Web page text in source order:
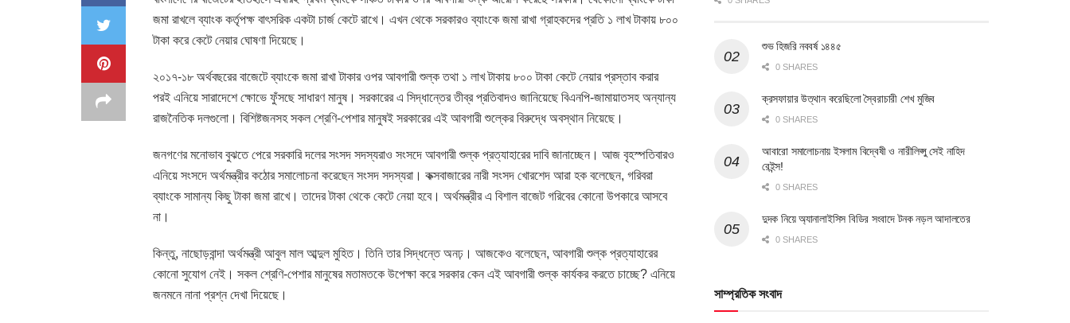
জমা রাখলে ব্যাংক কর্তৃপক্ষ বাৎসরিক একটা চার্জ কেটে রাখে। এখন থেকে সরকারও ব্যাংকে জমা রাখা গ্রাহকদের প্রতি ১ লাখ টাকায় ৮০০
টাকা করে কেটে নেয়ার ঘোষণা দিয়েছে।
২০১৭-১৮ অর্থবছরের বাজেটে ব্যাংকে জমা রাখা টাকার ওপর আবগারী শুল্ক তথা ১ লাখ টাকায় ৮০০ টাকা কেটে নেয়ার প্রস্তাব করার
পরই এনিয়ে সারাদেশে ক্ষোভে ফুঁসছে সাধারণ মানুষ। সরকারের এ সিদ্ধান্তের তীব্র প্রতিবাদও জানিয়েছে বিএনপি-জামায়াতসহ অন্যান্য
রাজনৈতিক দলগুলো। বিশিষ্টজনসহ সকল শ্রেণি-পেশার মানুষই সরকারের এই আবগারী শুল্কের বিরুদ্ধে অবস্থান নিয়েছে।
জনগণের মনোভাব বুঝতে পেরে সরকারি দলের সংসদ সদস্যরাও সংসদে আবগারী শুল্ক প্রত্যাহারের দাবি জানাচ্ছেন। আজ বৃহস্পতিবারও
এনিয়ে সংসদে অর্থমন্ত্রীর কঠোর সমালোচনা করেছেন সংসদ সদস্যরা। কক্সবাজারের নারী সংসদ খোরশেদ আরা হক বলেছেন, গরিবরা
ব্যাংকে সামান্য কিছু টাকা জমা রাখে। তাদের টাকা থেকে কেটে নেয়া হবে। অর্থমন্ত্রীর এ বিশাল বাজেট গরিবের কোনো উপকারে আসবে
না।
কিন্তু, নাছোড়বান্দা অর্থমন্ত্রী আবুল মাল আব্দুল মুহিত। তিনি তার সিদ্ধন্তে অনঢ়। আজকেও বলেছেন, আবগারী শুল্ক প্রত্যাহারের
কোনো সুযোগ নেই। সকল শ্রেণি-পেশার মানুষের মতামতকে উপেক্ষা করে সরকার কেন এই আবগারী শুল্ক কার্যকর করতে চাচ্ছে? এনিয়ে
জনমনে নানা প্রশ্ন দেখা দিয়েছে।
শুভ হিজরি নববর্ষ ১৪৪৫
0 SHARES
ক্রসফায়ার উত্থান করেছিলো স্বৈরাচারী শেখ মুজিব
0 SHARES
আবারো সমালোচনায় ইসলাম বিদ্বেষী ও নারীলিপ্সু সেই নাহিদ
রেইন্স!
0 SHARES
দুদক নিয়ে অ্যানালাইসিস বিডির সংবাদে টনক নড়ল আদালতের
0 SHARES
সাম্প্রতিক সংবাদ